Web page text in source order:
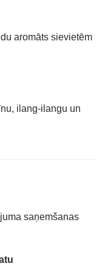
aromāts sievietēm
ilang-ilangu un
saņemšanas